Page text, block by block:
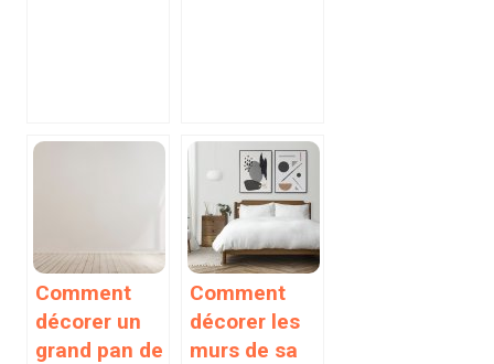
Comment
décorer un
grand pan de
Comment
décorer les
murs de sa